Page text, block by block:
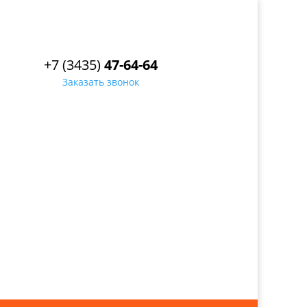
+7 (3435)47-64-64
Заказать звонок